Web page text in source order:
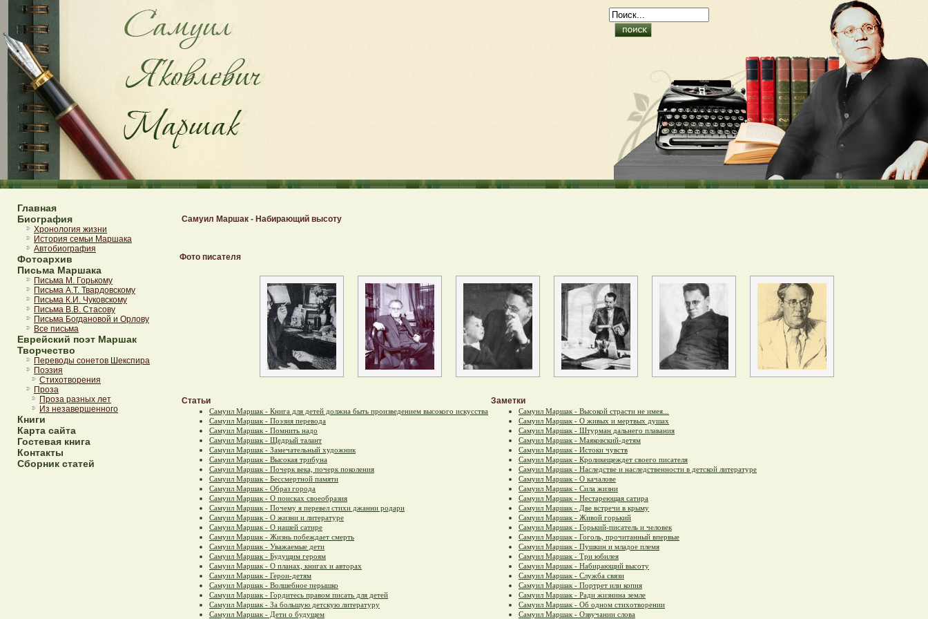
Главная
Биография
Хронология жизни
История семьи Маршака
Автобиография
Фотоархив
Письма Маршака
Письма М. Горькому
Письма А.Т. Твардовскому
Письма К.И. Чуковскому
Письма В.В. Стасову
Письма Богдановой и Орлову
Все письма
Еврейский поэт Маршак
Творчество
Переводы сонетов Шекспира
Поэзия
Стихотворения
Проза
Проза разных лет
Из незавершенного
Книги
Карта сайта
Гостевая книга
Контакты
Сборник статей
Самуил Маршак - Набирающий высоту
Фото писателя
Статьи
Самуил Маршак - Книга для детей должна быть произведением высокого искусства
Самуил Маршак - Поэзия перевода
Самуил Маршак - Помнить надо
Самуил Маршак - Щедрый талант
Самуил Маршак - Замечательный художник
Самуил Маршак - Высокая трибуна
Самуил Маршак - Почерк века, почерк поколения
Самуил Маршак - Бессмертной памяти
Самуил Маршак - Образ города
Самуил Маршак - О поисках своеобразия
Самуил Маршак - Почему я перевел стихи джанни родари
Самуил Маршак - О жизни и литературе
Самуил Маршак - О нашей сатире
Самуил Маршак - Жизнь побеждает смерть
Самуил Маршак - Уважаемые дети
Самуил Маршак - Будущим героям
Самуил Маршак - О планах, книгах и авторах
Самуил Маршак - Герои-детям
Самуил Маршак - Волшебное перышко
Самуил Маршак - Гордитесь правом писать для детей
Самуил Маршак - За большую детскую литературу
Самуил Маршак - Дети о будущем
Заметки
Самуил Маршак - Высокой страсти не имея...
Самуил Маршак - О живых и мертвых душах
Самуил Маршак - Штурман дальнего плавания
Самуил Маршак - Маяковский-детям
Самуил Маршак - Истоки чувств
Самуил Маршак - Кроликещеждет своего писателя
Самуил Маршак - Наследстве и наследственности в детской литературе
Самуил Маршак - О качалове
Самуил Маршак - Сила жизни
Самуил Маршак - Нестареющая сатира
Самуил Маршак - Две встречи в крыму
Самуил Маршак - Живой горький
Самуил Маршак - Горький-писатель и человек
Самуил Маршак - Гоголь, прочитанный впервые
Самуил Маршак - Пушкин и младое племя
Самуил Маршак - Три юбилея
Самуил Маршак - Набирающий высоту
Самуил Маршак - Служба связи
Самуил Маршак - Портрет или копия
Самуил Маршак - Ради жизнина земле
Самуил Маршак - Об одном стихотворении
Самуил Маршак - Озвучании слова